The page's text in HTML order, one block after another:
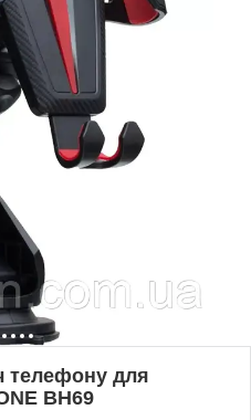
телефону для
BH69